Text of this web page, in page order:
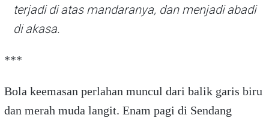
terjadi di atas mandaranya, dan menjadi abadi
di akasa.
***
Bola keemasan perlahan muncul dari balik garis biru
dan merah muda langit. Enam pagi di Sendang